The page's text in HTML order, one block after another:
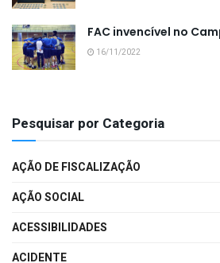
FAC invencível no
16/11/2022
Pesquisar por Categoria
AÇÃO DE FISCALIZAÇÃO
AÇÃO SOCIAL
ACESSIBILIDADES
ACIDENTE